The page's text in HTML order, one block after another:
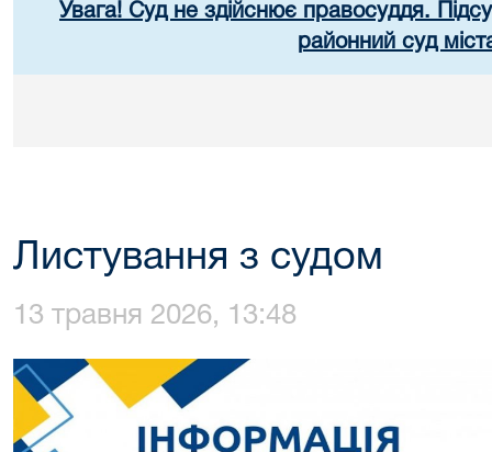
Увага! Суд не здійснює правосуддя.
районний суд
Листування з судом
13 травня 2026, 13:48